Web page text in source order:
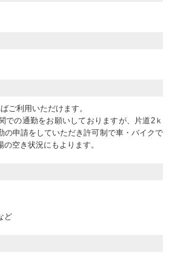
ご利用いただけます。
での通勤をお願いしておりますが、片道2ｋ
の申請をしていただき許可制で車・バイクで
空き状況にもよります。
ど